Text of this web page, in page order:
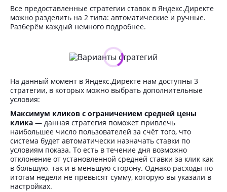
Все предоставленные стратегии ставок в Яндекс.Директе
можно разделить на 2 типа: автоматические и ручные.
Разберём каждый немного подробнее.
На данный момент в Яндекс.Директе нам доступны 3
стратегии, в которых можно выбрать дополнительные
условия:
Максимум кликов с ограничением средней цены
клика — данная стратегия поможет привлечь
наибольшее число пользователей за счёт того, что
система будет автоматически назначать ставки по
условиям показа. То есть в течение дня возможно
отклонение от установленной средней ставки за клик как
в большую, так и в меньшую сторону. Однако расходы по
итогам недели не превысят сумму, которую вы указали в
настройках.